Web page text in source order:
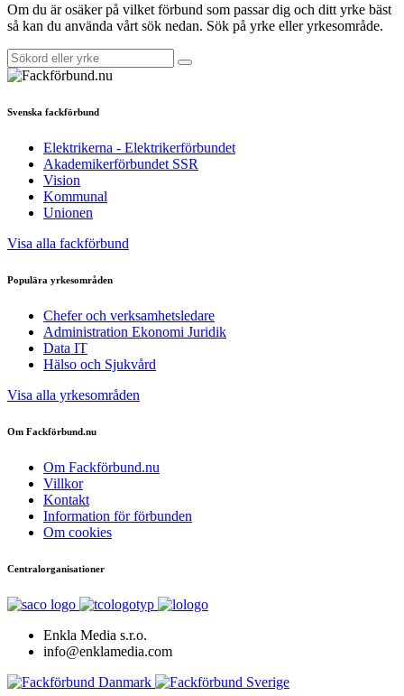
Om du är osäker på vilket förbund som passar dig och ditt yrke bäst
så kan du använda vårt sök nedan. Sök på yrke eller yrkesområde.
Svenska fackförbund
Elektrikerna - Elektrikerförbundet
Akademikerförbundet SSR
Vision
Kommunal
Unionen
Visa alla fackförbund
Populära yrkesområden
Chefer och verksamhetsledare
Administration Ekonomi Juridik
Data IT
Hälso och Sjukvård
Visa alla yrkesområden
Om Fackförbund.nu
Om Fackförbund.nu
Villkor
Kontakt
Information för förbunden
Om cookies
Centralorganisationer
Enkla Media s.r.o.
info@enklamedia.com